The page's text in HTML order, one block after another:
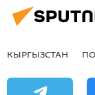
КЫРГЫЗСТАН